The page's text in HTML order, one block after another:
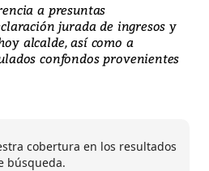
a presuntas
jurada de ingresos y
alcalde, así como a
confondos provenientes
cobertura en los resultados
búsqueda.